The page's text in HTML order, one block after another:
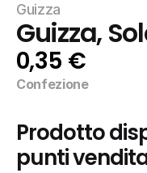
Guizza
Guizza,
0,35 €
Confezione
Prodotto
punti